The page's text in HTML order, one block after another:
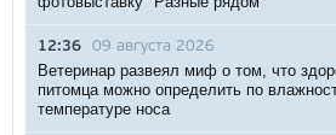
12:36 09 августа 2026
Ветеринар развеял миф о том, что
питомца можно определить по
температуре носа